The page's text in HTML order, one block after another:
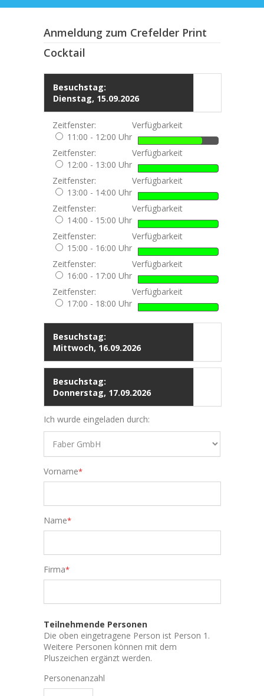
Anmeldung zum Crefelder Print
Cocktail
Besuchstag:
Dienstag, 15.09.2026
Zeitfenster:
11:00 - 12:00 Uhr
Verfügbarkeit
Zeitfenster:
12:00 - 13:00 Uhr
Verfügbarkeit
Zeitfenster:
13:00 - 14:00 Uhr
Verfügbarkeit
Zeitfenster:
14:00 - 15:00 Uhr
Verfügbarkeit
Zeitfenster:
15:00 - 16:00 Uhr
Verfügbarkeit
Zeitfenster:
16:00 - 17:00 Uhr
Verfügbarkeit
Zeitfenster:
17:00 - 18:00 Uhr
Verfügbarkeit
Besuchstag:
Mittwoch, 16.09.2026
Besuchstag:
Donnerstag, 17.09.2026
Ich wurde eingeladen durch:
Vorname*
Name*
Firma*
Teilnehmende Personen
Die oben eingetragene Person ist Person 1.
Weitere Personen können mit dem
Pluszeichen ergänzt werden.
Personenanzahl